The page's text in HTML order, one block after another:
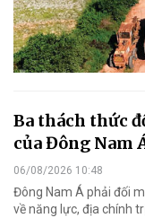
Ba thách thức
của Đông Nam
06/08/2026 10:48
Đông Nam Á phải đối
về năng lực, địa chính